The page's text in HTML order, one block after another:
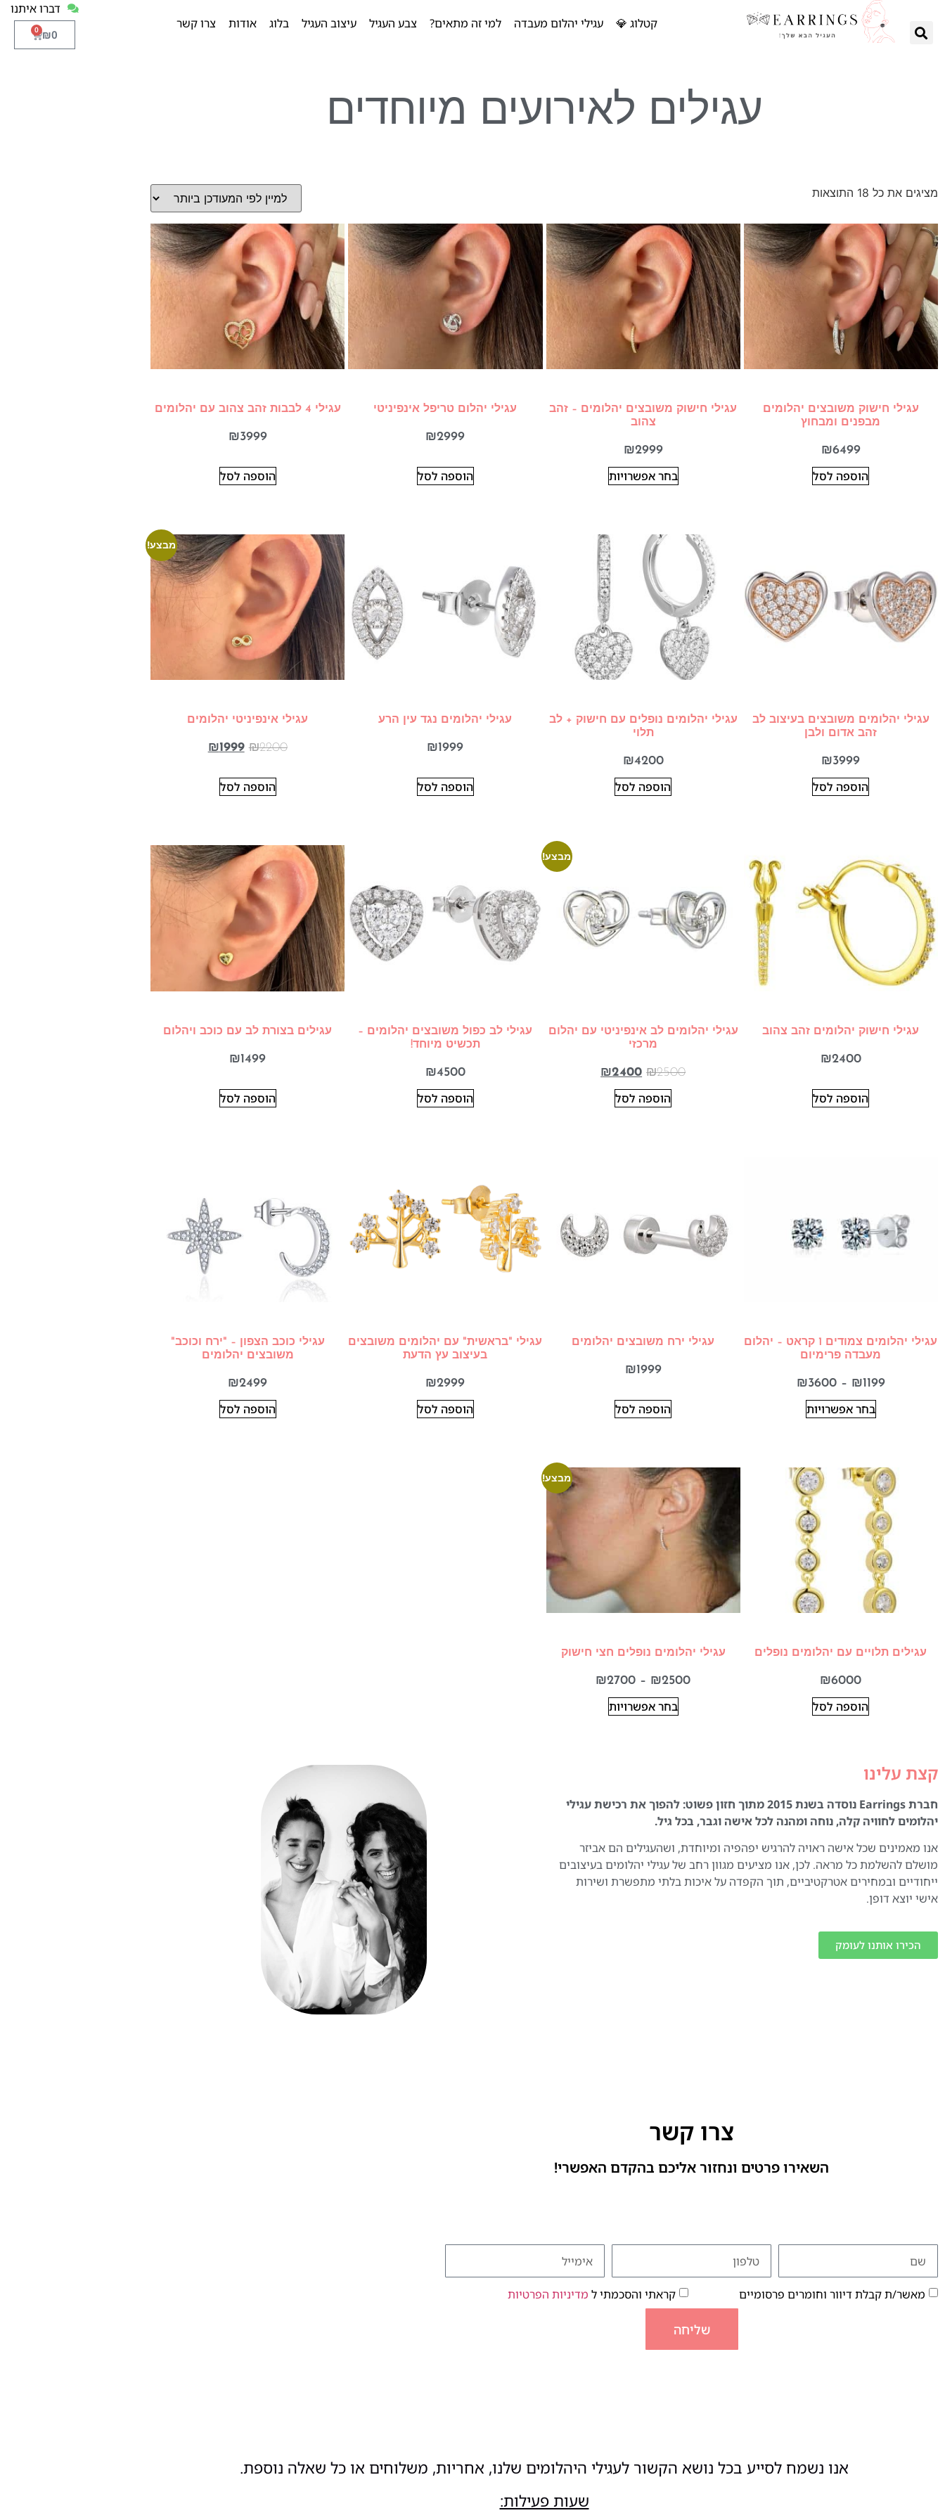
קטלוג 💎 עגילי יהלום מעבדה למי זה מתאים? צבע העגיל עיצוב העגיל בלוג אודות צרו קשר
דברו איתנו
₪0
0
עגילים לאירועים מיוחדים
מציגים את כל ⁦18⁩ התוצאות
עגילי חישוק משובצים יהלומים
מבפנים ומבחוץ
₪6499
הוספה לסל
עגילי חישוק משובצים יהלומים – זהב
צהוב
₪2999
בחר אפשרויות
עגילי יהלום טריפל אינפיניטי
₪2999
הוספה לסל
עגילי 4 לבבות זהב צהוב עם יהלומים
₪3999
הוספה לסל
עגילי יהלומים משובצים בעיצוב לב
זהב אדום ולבן
₪3999
הוספה לסל
עגילי יהלומים נופלים עם חישוק + לב
תלוי
₪4200
הוספה לסל
עגילי יהלומים נגד עין הרע
₪1999
הוספה לסל
מבצע!
עגילי אינפיניטי יהלומים
₪2200
₪1999
הוספה לסל
עגילי חישוק יהלומים זהב צהוב
₪2400
הוספה לסל
מבצע!
עגילי יהלומים לב אינפיניטי עם יהלום
מרכזי
₪2500
₪2400
הוספה לסל
עגילי לב כפול משובצים יהלומים –
תכשיט מיוחד!
₪4500
הוספה לסל
עגילים בצורת לב עם כוכב ויהלום
₪1499
הוספה לסל
עגילי יהלומים צמודים 1 קראט – יהלום
מעבדה פרימיום
₪1199
–
₪3600
בחר אפשרויות
עגילי ירח משובצים יהלומים
₪1999
הוספה לסל
עגילי "בראשית" עם יהלומים משובצים
בעיצוב עץ הדעת
₪2999
הוספה לסל
עגילי כוכב הצפון – "ירח וכוכב"
משובצים יהלומים
₪2499
הוספה לסל
עגילים תלויים עם יהלומים נופלים
₪6000
הוספה לסל
מבצע!
עגילי יהלומים נופלים חצי חישוק
₪2500
–
₪2700
בחר אפשרויות
קצת עלינו
חברת Earrings נוסדה בשנת 2015 מתוך חזון פשוט: להפוך את רכישת עגילי
יהלומים לחוויה קלה, נוחה ומהנה לכל אישה וגבר, בכל גיל.
אנו מאמינים שכל אישה ראויה להרגיש יפהפיה ומיוחדת, ושהעגילים הם אביזר
מושלם להשלמת כל מראה. לכן, אנו מציעים מגוון רחב של עגילי יהלומים בעיצובים
ייחודיים ובמחירים אטרקטיביים, תוך הקפדה על איכות בלתי מתפשרת ושירות
אישי יוצא דופן.
הכירו אותנו לעומק
צרו קשר
השאירו פרטים ונחזור אליכם בהקדם האפשרי!
מאשר/ת קבלת דיוור וחומרים פרסומיים קראתי והסכמתי ל מדיניות הפרטיות
שליחה
אנו נשמח לסייע בכל נושא הקשור לעגילי היהלומים שלנו, אחריות, משלוחים או כל שאלה נוספת.
שעות פעילות: